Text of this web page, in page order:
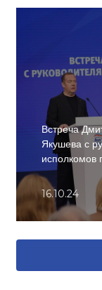
Встреча
Якушева с
исполкомов
16.10.24